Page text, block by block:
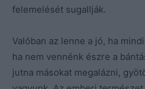
felemelését sugallják.
Valóban az lenne a jó, ha
ha nem vennénk észre a
jutna másokat megalázni,